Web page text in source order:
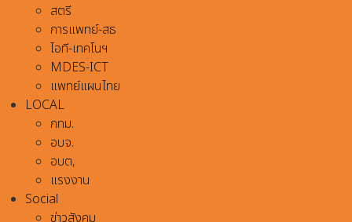
สตรี
การแพทย์-สธ
ไอที-เทคโนฯ
MDES-ICT
แพทย์แผนไทย
LOCAL
กทม.
อบจ.
อบต,
แรงงาน
Social
ข่าวสังคม